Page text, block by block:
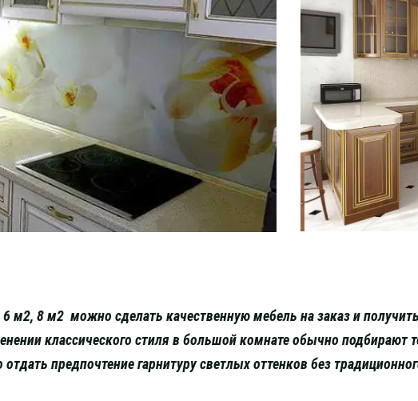
м2, 8 м2 можно сделать качественную мебель на заказ и
классического стиля в большой комнате обычно подбирают
предпочтение гарнитуру светлых оттенков без